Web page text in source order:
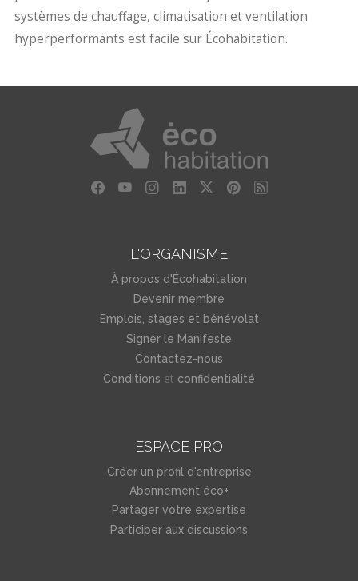
systèmes de chauffage, climatisation et ventilation
hyperperformants est facile sur Écohabitation.
L'ORGANISME
À propos d'Écohabitation
Devenir membre
Emplois, stages et bénévolat
Signer le Manifeste
Contactez-nous
Conditions et confidentialité
ESPACE PRO
Créer un profil d'entreprise
Abonnement éco+
Partager votre expertise
Participer aux discussions